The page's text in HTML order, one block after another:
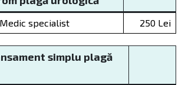
specialist 250 Lei
simplu plagă